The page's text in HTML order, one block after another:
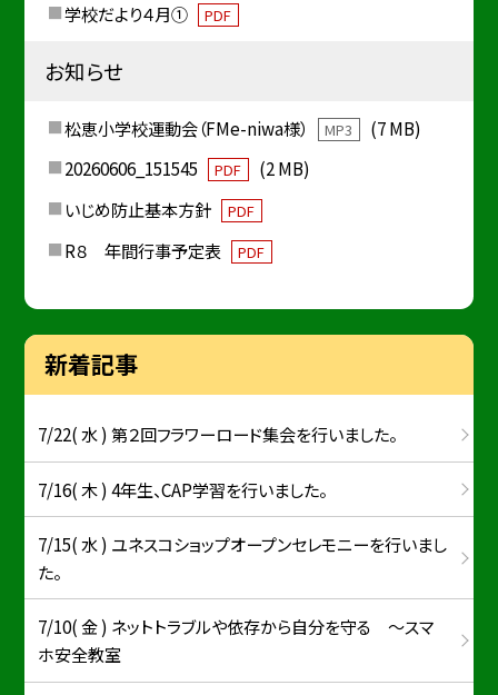
学校だより４月① PDF
お知らせ
松恵小学校運動会（FMe-niwa様） MP3
(7 MB)
20260606_151545
PDF
(2 MB)
いじめ防止基本方針
PDF
R８ 年間行事予定表 PDF
新着記事
7/22( 水 ) 第２回フラワーロード集会を行いました。
7/16( 木 ) 4年生、CAP学習を行いました。
7/15( 水 ) ユネスコショップオープンセレモニーを行いまし
た。
7/10( 金 ) ネットトラブルや依存から自分を守る ～スマ
ホ安全教室